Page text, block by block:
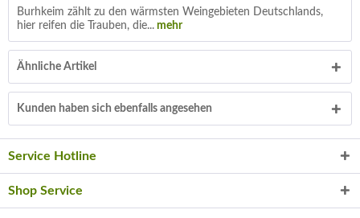
Burhkeim zählt zu den wärmsten Weingebieten Deutschlands,
hier reifen die Trauben, die... mehr
Ähnliche Artikel
Kunden haben sich ebenfalls angesehen
Service Hotline
Shop Service